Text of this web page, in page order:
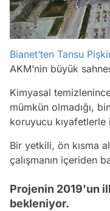
Bianet’ten Tansu
AKM’nin büyük
Kimyasal
mümkün olmadığı,
koruyucu kıyafetlerle
Bir yetkili, ön kısma
çalışmanın içeriden
Projenin 2019'un
bekleniyor.